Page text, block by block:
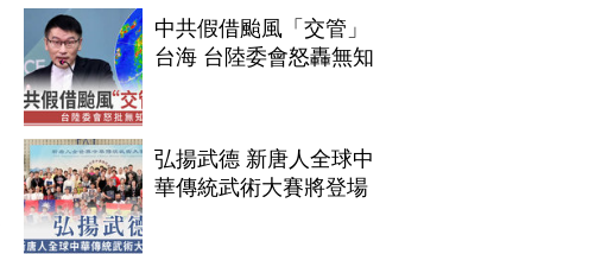
中共假借颱風「交管」
台海 台陸委會怒轟無知
弘揚武德 新唐人全球中
華傳統武術大賽將登場